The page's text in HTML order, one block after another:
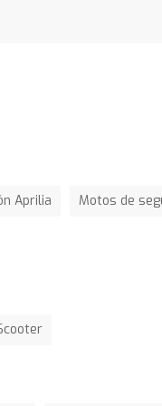
Aprilia Motos de